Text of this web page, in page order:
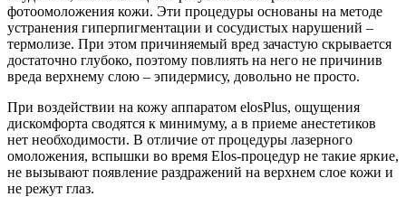
фотоомоложения кожи. Эти процедуры основаны на методе
устранения гиперпигментации и сосудистых нарушений –
термолизе. При этом причиняемый вред зачастую скрывается
достаточно глубоко, поэтому повлиять на него не причинив
вреда верхнему слою – эпидермису, довольно не просто.
При воздействии на кожу аппаратом elosPlus, ощущения
дискомфорта сводятся к минимуму, а в приеме анестетиков
нет необходимости. В отличие от процедуры лазерного
омоложения, вспышки во время Elos-процедур не такие яркие,
не вызывают появление раздражений на верхнем слое кожи и
не режут глаз.